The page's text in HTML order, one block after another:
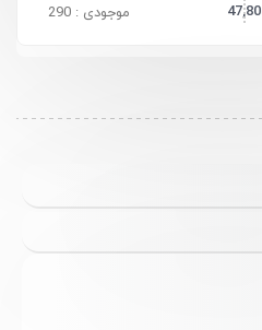
موجودی : 290